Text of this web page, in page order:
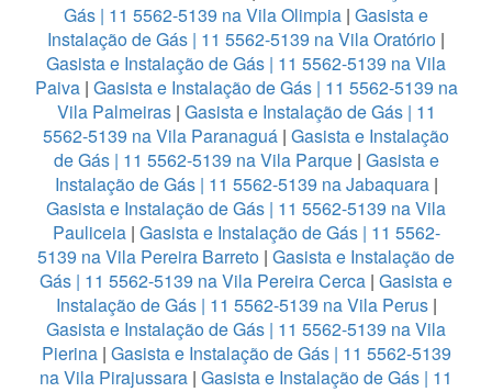
Gás | 11 5562-5139 na Vila Olimpia | Gasista e
Instalação de Gás | 11 5562-5139 na Vila Oratório |
Gasista e Instalação de Gás | 11 5562-5139 na Vila
Paiva| Gasista e Instalação de Gás | 11 5562-5139 na
Vila Palmeiras| Gasista e Instalação de Gás | 11
5562-5139 na Vila Paranaguá | Gasista e Instalação
de Gás | 11 5562-5139 na Vila Parque| Gasista e
Instalação de Gás | 11 5562-5139 na Jabaquara|
Gasista e Instalação de Gás | 11 5562-5139 na Vila
Pauliceia| Gasista e Instalação de Gás | 11 5562-
5139 na Vila Pereira Barreto | Gasista e Instalação de
Gás | 11 5562-5139 na Vila Pereira Cerca | Gasista e
Instalação de Gás | 11 5562-5139 na Vila Perus|
Gasista e Instalação de Gás | 11 5562-5139 na Vila
Pierina| Gasista e Instalação de Gás | 11 5562-5139
na Vila Pirajussara | Gasista e Instalação de Gás | 11